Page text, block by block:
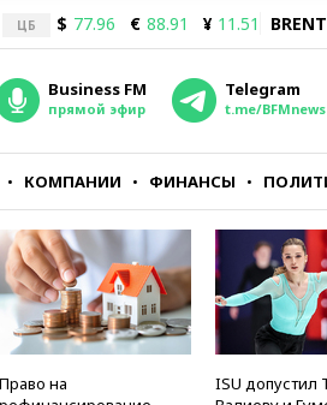
ЦБ $ 77.96 € 88.91 ¥ 11.51 BRENT
Business FM
прямой эфир
Telegram
t.me/BFMnews
КОМПАНИИ ФИНАНСЫ
Право на
ISU допустил